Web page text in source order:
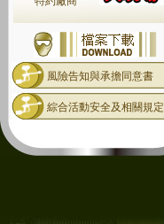
風險告知與承擔同意書
綜合活動安全及相關規定